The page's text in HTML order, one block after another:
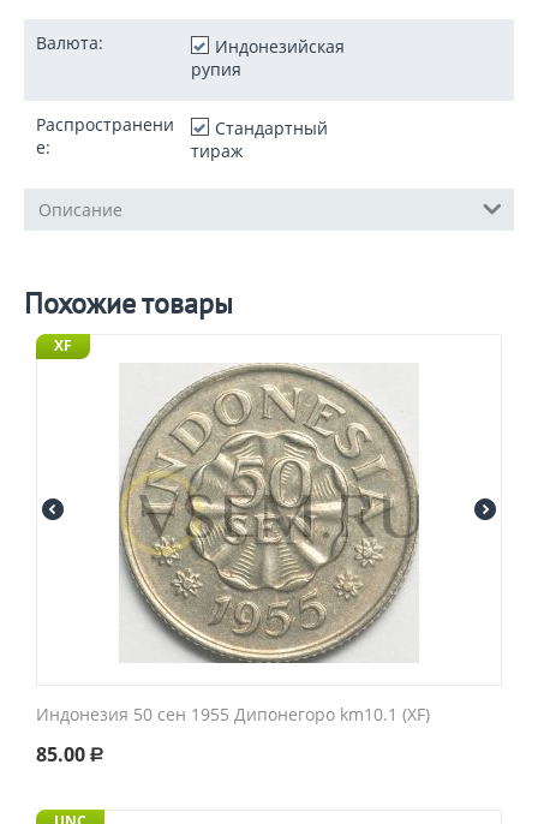
Валюта:
Индонезийская
рупия
Распространени
е:
Стандартный
тираж
Описание
Похожие товары
XF
Индонезия 50 сен 1955 Дипонегоро km10.1 (XF)
85.00 Р